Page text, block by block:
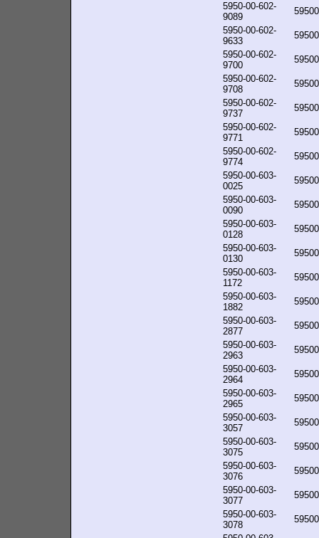
5950-00-602-
9089
5950-00-602-
9633
5950-00-602-
9700
5950-00-602-
9708
5950-00-602-
9737
5950-00-602-
9771
5950-00-602-
9774
5950-00-603-
0025
5950-00-603-
0090
5950-00-603-
0128
5950-00-603-
0130
5950-00-603-
1172
5950-00-603-
1882
5950-00-603-
2877
5950-00-603-
2963
5950-00-603-
2964
5950-00-603-
2965
5950-00-603-
3057
5950-00-603-
3075
5950-00-603-
3076
5950-00-603-
3077
5950-00-603-
3078